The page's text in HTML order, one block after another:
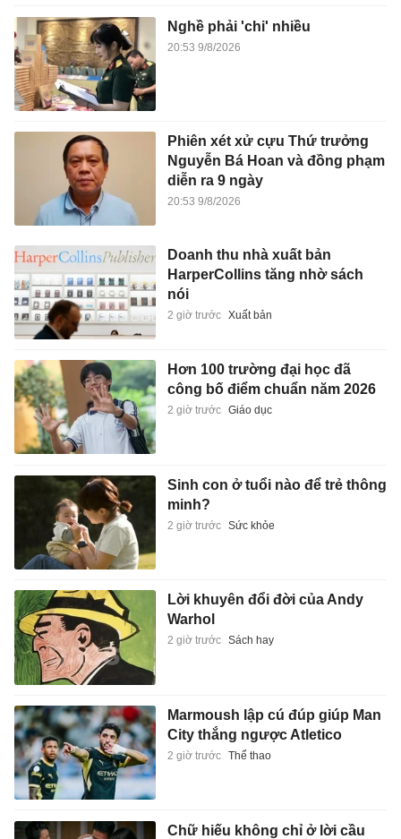
Nghề phải 'chi' nhiều
20:53 9/8/2026
Phiên xét xử cựu Thứ trưởng
Nguyễn Bá Hoan và đồng phạm
diễn ra 9 ngày
20:53 9/8/2026
Doanh thu nhà xuất bản
HarperCollins tăng nhờ sách
nói
2 giờ trước Xuất bản
Hơn 100 trường đại học đã
công bố điểm chuẩn năm 2026
2 giờ trước Giáo dục
Sinh con ở tuổi nào để trẻ thông
minh?
2 giờ trước Sức khỏe
Lời khuyên đổi đời của Andy
Warhol
2 giờ trước Sách hay
Marmoush lập cú đúp giúp Man
City thắng ngược Atletico
2 giờ trước Thể thao
Chữ hiếu không chỉ ở lời cầu